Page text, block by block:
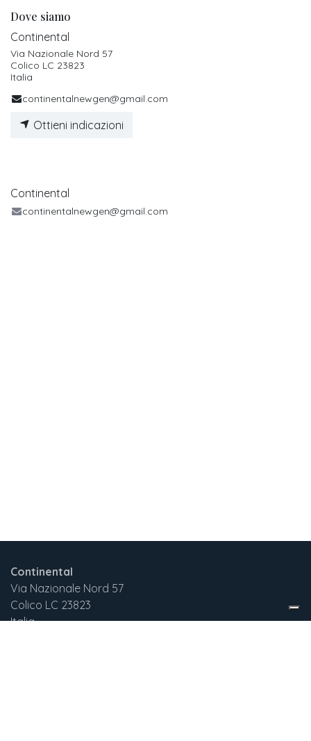
Dove siamo
Continental
Via Nazionale Nord 57
Colico LC 23823
Italia
continentalnewgen@gmail.com
Ottieni indicazioni
Continental
continentalnewgen@gmail.com
Continental
Via Nazionale Nord 57
Colico LC 23823
Italia